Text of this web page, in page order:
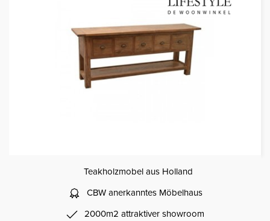
Teakholzmobel aus Holland
CBW anerkanntes Möbelhaus
2000m2 attraktiver showroom